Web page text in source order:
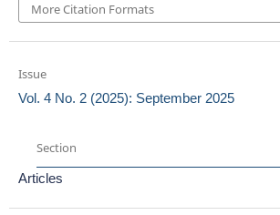
More Citation Formats
Issue
Vol. 4 No. 2 (2025): September 2025
Section
Articles